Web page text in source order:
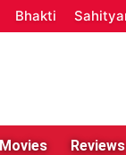
Bhakti
Reviews